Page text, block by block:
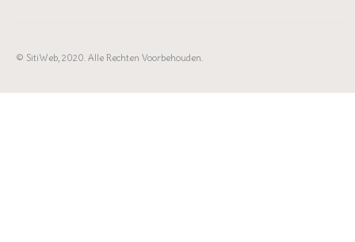
© SitiWeb, 2020. Alle Rechten Voorbehouden.